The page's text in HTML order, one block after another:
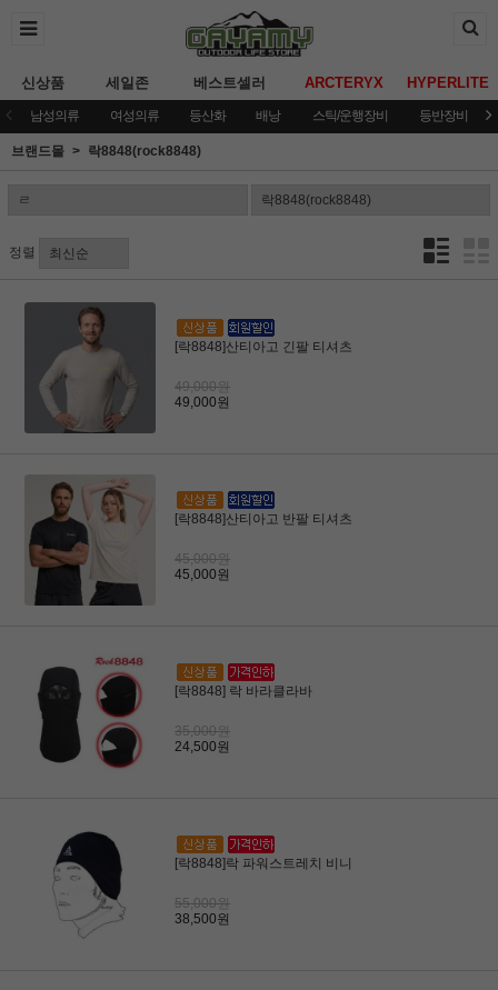
신상품 세일존 베스트셀러 ARCTERYX HYPERLITE
남성의류 여성의류 등산화 배낭 스틱/운행장비 등반장비
브랜드몰 락8848(rock8848)
정렬
[락8848]산티아고 긴팔 티셔츠
49,000원
49,000원
[락8848]산티아고 반팔 티셔츠
45,000원
45,000원
[락8848] 락 바라클라바
35,000원
24,500원
[락8848]락 파워스트레치 비니
55,000원
38,500원